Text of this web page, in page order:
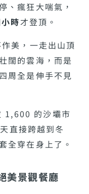
、瘋狂大喘氣，
時才登頂。
美，一走出山頂
闊的雲海，而是
周全是伸手不見
1,600 的沙壩市
直接跨越到冬
全穿在身上了。
美景觀餐廳